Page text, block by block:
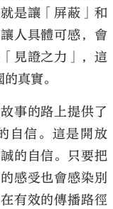
是讓「屏蔽」和
人具體可感，會
見證之力」，這
真實。
事的路上提供了
自信。這是開放
的自信。只要把
感受也會感染別
有效的傳播路徑